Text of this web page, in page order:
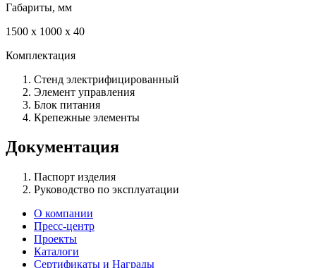
Габариты, мм
1500 х 1000 х 40
Комплектация
Стенд электрифицированный
Элемент управления
Блок питания
Крепежные элементы
Документация
Паспорт изделия
Руководство по эксплуатации
О компании
Пресс-центр
Проекты
Каталоги
Сертификаты и Награды